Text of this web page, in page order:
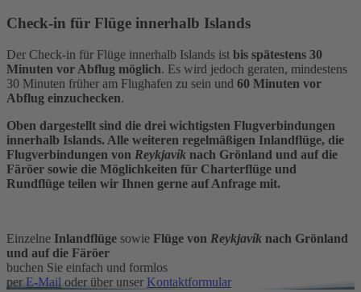
Check-in für Flüge innerhalb Islands
Der Check-in für Flüge innerhalb Islands ist bis spätestens 30
Minuten vor Abflug möglich. Es wird jedoch geraten, mindestens
30 Minuten früher am Flughafen zu sein und 60 Minuten vor
Abflug einzuchecken.
Oben dargestellt sind die drei wichtigsten Flugverbindungen
innerhalb Islands. Alle weiteren regelmäßigen Inlandflüge, die
Flugverbindungen von Reykjavík nach Grönland und auf die
Färöer sowie die Möglichkeiten für Charterflüge und
Rundflüge teilen wir Ihnen gerne auf Anfrage mit.
Einzelne Inlandflüge sowie Flüge von Reykjavík nach Grönland
und auf die Färöer
buchen Sie einfach und formlos
per E-Mail oder über unser Kontaktformular